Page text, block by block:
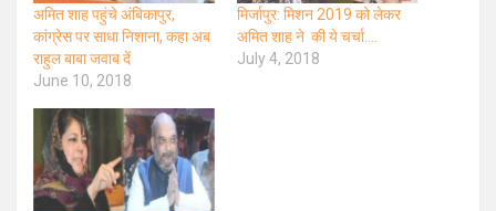
अमित शाह पहुंचे अंबिकापुर,
कांग्रेस पर साधा निशाना, कहा अब
राहुल बाबा जवाब दें
June 10, 2018
मिर्जापुर: मिशन 2019 को लेकर
अमित शाह ने की ये चर्चा….
July 4, 2018